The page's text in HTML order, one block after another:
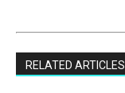
RELATED ARTICLES